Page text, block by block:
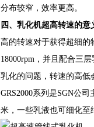
分布较窄，效率更高。
四、乳化机超高转速的意
高的转速对于获得超细的
18000rpm，并且配合三
乳化的问题，转速的高低
GRS2000系列是SGN公
米，一些乳液也可细化至